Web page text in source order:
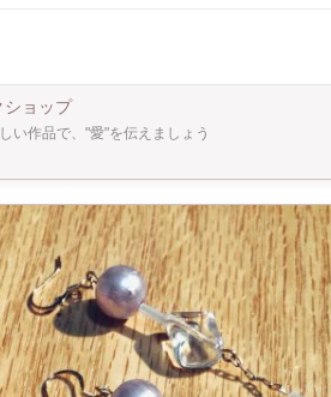
ご用意いたしました。 その他パーツも定番のも
料は3000コースと5000円コースで異なります。
ーいたしますので どうぞお気軽にご参加くださ
ショップ
い作品で、"愛"を伝えましょう